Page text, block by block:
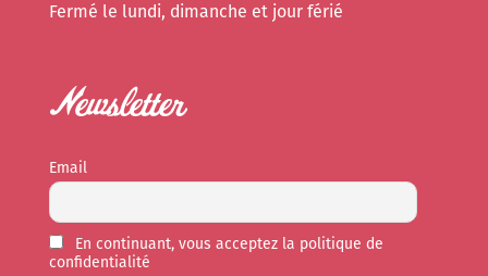
Fermé le lundi, dimanche et jour férié
Newsletter
Email
En continuant, vous acceptez la politique de
confidentialité